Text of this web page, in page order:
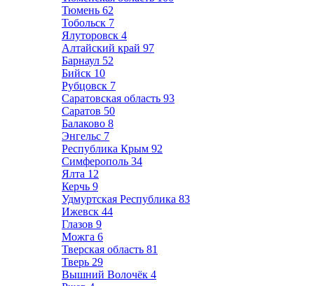
Тюмень 62
Тобольск 7
Ялуторовск 4
Алтайский край 97
Барнаул 52
Бийск 10
Рубцовск 7
Саратовская область 93
Саратов 50
Балаково 8
Энгельс 7
Республика Крым 92
Симферополь 34
Ялта 12
Керчь 9
Удмуртская Республика 83
Ижевск 44
Глазов 9
Можга 6
Тверская область 81
Тверь 29
Вышний Волочёк 4